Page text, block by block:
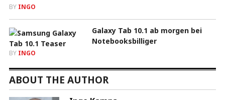
BY INGO
Galaxy Tab 10.1 ab morgen bei
Notebooksbilliger
BY INGO
ABOUT THE AUTHOR